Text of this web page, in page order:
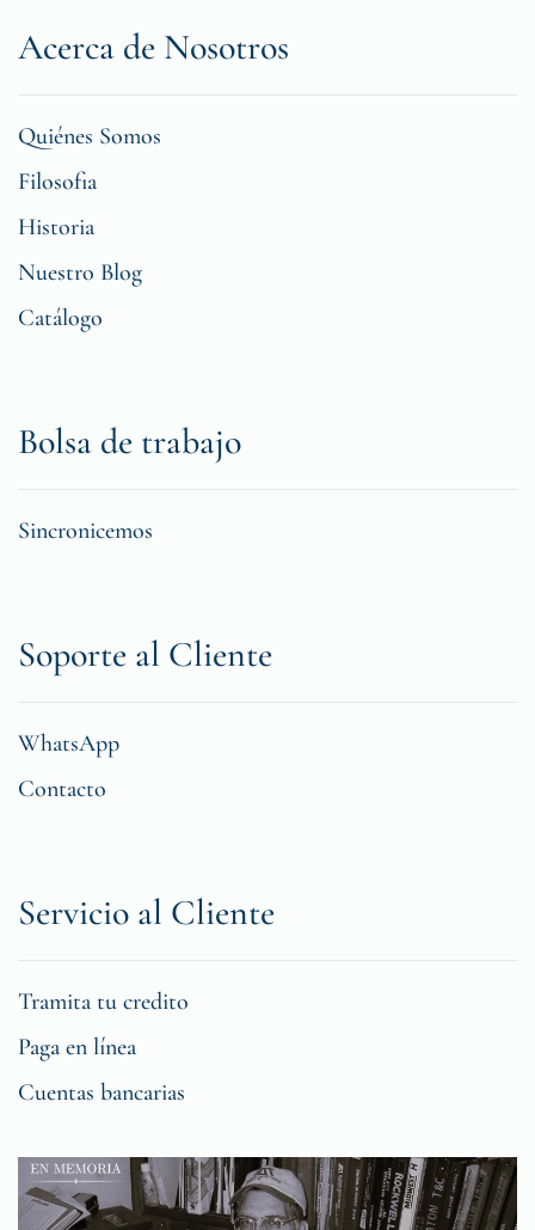
Acerca de Nosotros
Quiénes Somos
Filosofia
Historia
Nuestro Blog
Catálogo
Bolsa de trabajo
Sincronicemos
Soporte al Cliente
WhatsApp
Contacto
Servicio al Cliente
Tramita tu credito
Paga en línea
Cuentas bancarias